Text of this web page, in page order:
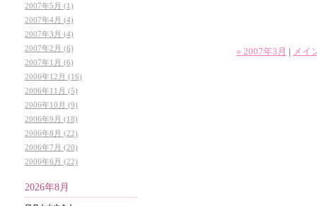
« 2007年3月 | メイ
2007年5月 (1)
2007年4月 (4)
2007年3月 (4)
2007年2月 (6)
2007年1月 (6)
2006年12月 (16)
2006年11月 (5)
2006年10月 (9)
2006年9月 (18)
2006年8月 (22)
2006年7月 (20)
2006年6月 (22)
2026年8月